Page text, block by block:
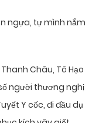
ngựa, tự mình nắm
Châu, Tô Hạo
người thương nghị
Y cốc, đi đầu dụ